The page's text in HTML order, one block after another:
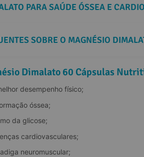
PARA SAÚDE ÓSSEA E
SOBRE O MAGNÉSIO
Dimalato 60 Cápsulas
desempenho físico;
óssea;
da glicose;
cardiovasculares;
neuromuscular;